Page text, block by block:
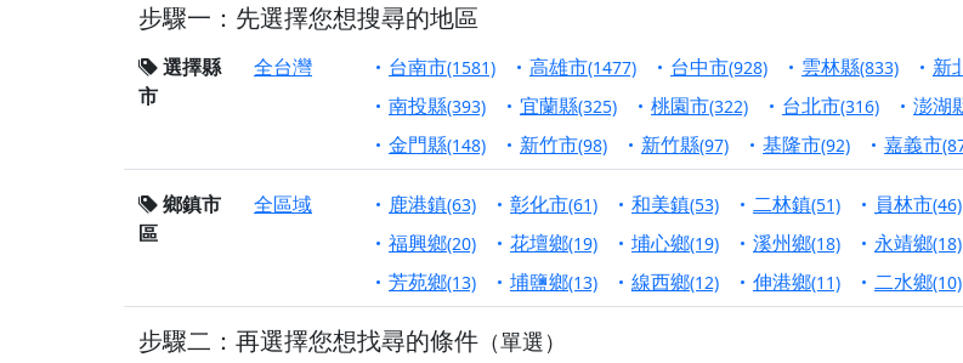
【屏東縣獅子鄉 楓港清華山聖天宮】驪山母娘聖誕暨中元普渡大法
終追遠、廣植福田
【桃園市 桃園蓮華寺】盂蘭盆中元報恩法會，這場法會不只是超薦
願平安順遂的慈悲心意。
【桃園龜山 慈恩宮】丙午年梁皇寶懺法會，一念虔誠禮寶懺，一分
【新北貢寮 南極玉明殿】中元普渡大法會，誠摯歡迎十方善信大德
下善緣。
【桃園慈善宮(天公廟)】中元普渡交給專業的來，省時省力又積福！
是「超級加倍」！
【台北北投 福慶宮】慶讚中元普渡法會，誠摯邀請十方善信大德，
步驟一：先選擇您想搜尋的地區
選擇縣
市
全台灣 台南市(1581) 高雄市(1477) 台中市(928) 雲林縣(833) 新
南投縣(393) 宜蘭縣(325) 桃園市(322) 台北市(316) 澎湖
金門縣(148) 新竹市(98) 新竹縣(97) 基隆市(92) 嘉義市
鄉鎮市
區
全區域 鹿港鎮(63) 彰化市(61) 和美鎮(53) 二林鎮(51) 員林市(46)
福興鄉(20) 花壇鄉(19) 埔心鄉(19) 溪州鄉(18) 永靖鄉(18)
芳苑鄉(13) 埔鹽鄉(13) 線西鄉(12) 伸港鄉(11) 二水鄉(10)
步驟二：再選擇您想找尋的條件 （單選）